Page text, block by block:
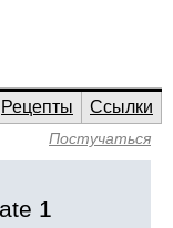
Рецепты
Ссылки
Постучаться
1